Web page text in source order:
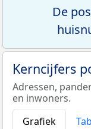
De
Kerncijfers
Adressen,
en inwoners.
Grafiek